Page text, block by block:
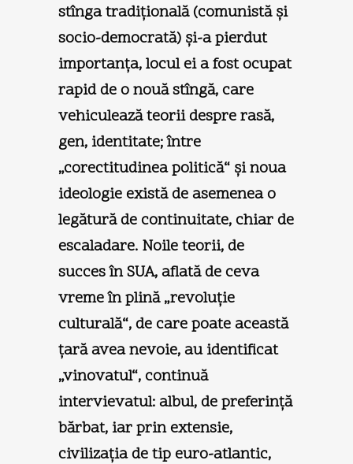
stînga tradiţională (comunistă şi
socio-democrată) şi-a pierdut
importanţa, locul ei a fost ocupat
rapid de o nouă stîngă, care
vehiculează teorii despre rasă,
gen, identitate; între
„corectitudinea politică“ şi noua
ideologie există de asemenea o
legătură de continuitate, chiar de
escaladare. Noile teorii, de
succes în SUA, aflată de ceva
vreme în plină „revoluţie
culturală“, de care poate această
ţară avea nevoie, au identificat
„vinovatul“, continuă
intervievatul: albul, de preferinţă
bărbat, iar prin extensie,
civilizaţia de tip euro-atlantic,